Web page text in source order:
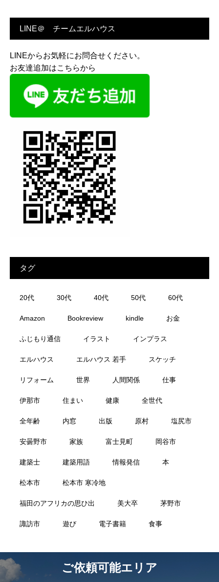
LINE＠ チームエルハウス
LINEからお気軽にお問合せください。
お友達追加はこちらから
タグ
20代 30代 40代 50代 60代
Amazon Bookreview kindle お金
ふじもり通信 イラスト インプラス
エルハウス エルハウス 若手 スケッチ
リフォーム 世界 人間関係 仕事
伊那市 住まい 健康 全世代
全年齢 内窓 出版 原村 塩尻市
安曇野市 家族 富士見町 岡谷市
建築士 建築用語 情報発信 本
松本市 松本市 寒冷地
福田のアフリカの思ひ出 美大卒 茅野市
諏訪市 遊び 電子書籍 食事
ご依頼可能エリア